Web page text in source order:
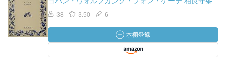
38 3.50 6